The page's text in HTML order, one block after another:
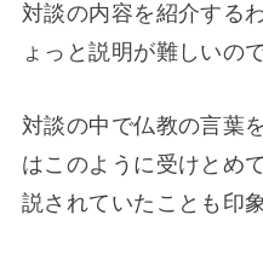
対談の内容を紹介する
ょっと説明が難しいの
対談の中で仏教の言葉
はこのように受けとめ
説されていたことも印